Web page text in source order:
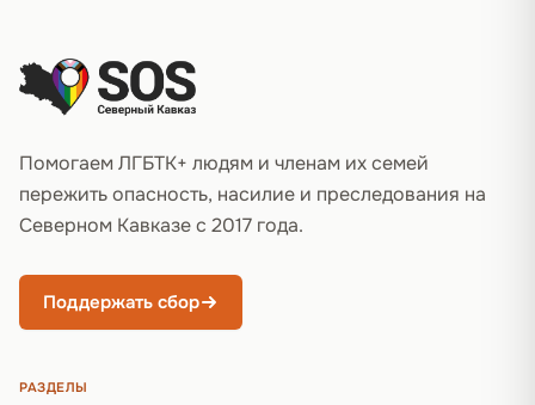
Помогаем ЛГБТК+ людям и членам их семей
пережить опасность, насилие и преследования на
Северном Кавказе с 2017 года.
Поддержать сбор
РАЗДЕЛЫ